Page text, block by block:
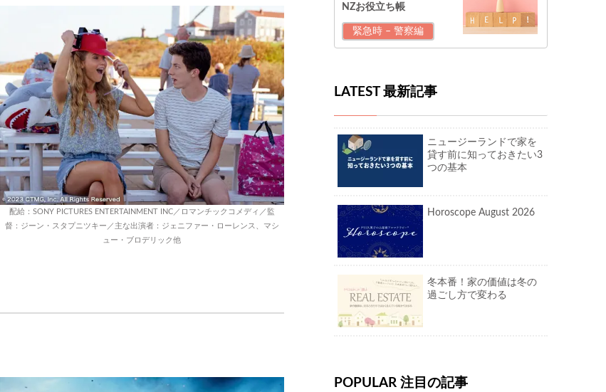
配給：SONY PICTURES ENTERTAINMENT INC／ロマンチックコメディ／監
督：ジーン・スタプニツキー／主な出演者：ジェニファー・ローレンス、マシ
ュー・ブロデリック他
NZお役立ち帳
緊急時 – 警察編
LATEST 最新記事
ニュージーランドで家を
貸す前に知っておきたい3
つの基本
Horoscope August 2026
冬本番！家の価値は冬の
過ごし方で変わる
POPULAR 注目の記事